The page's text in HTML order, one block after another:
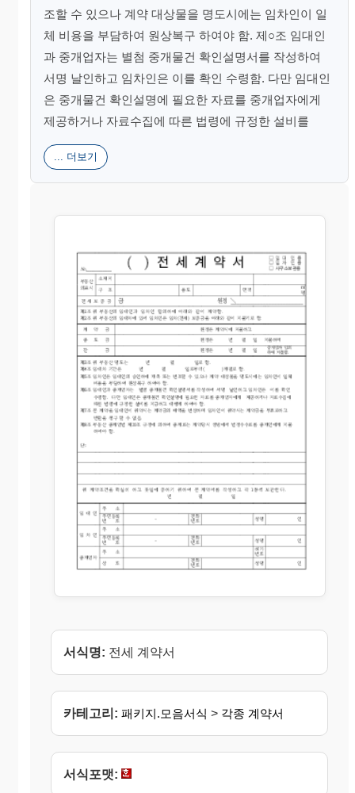
조할 수 있으나 계약 대상물을 명도시에는 임차인이 일
체 비용을 부담하여 원상복구 하여야 함. 제○조 임대인
과 중개업자는 별첨 중개물건 확인설명서를 작성하여
서명 날인하고 임차인은 이를 확인 수령함. 다만 임대인
은 중개물건 확인설명에 필요한 자료를 중개업자에게
제공하거나 자료수집에 따른 법령에 규정한 설비를
... 더보기
서식명: 전세 계약서
카테고리: 패키지.모음서식 > 각종 계약서
서식포맷: